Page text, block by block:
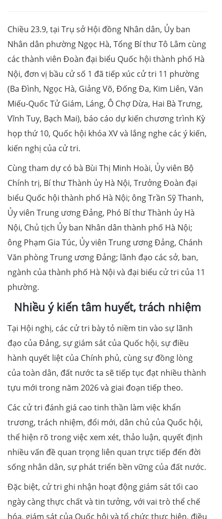
Chiều 23.9, tại Trụ sở Hội đồng Nhân dân, Ủy ban
Nhân dân phường Ngọc Hà, Tổng Bí thư Tô Lâm cùng
các thành viên Đoàn đại biểu Quốc hội thành phố Hà
Nội, đơn vị bầu cử số 1 đã tiếp xúc cử tri 11 phường
(Ba Đình, Ngọc Hà, Giảng Võ, Đống Đa, Kim Liên, Văn
Miếu-Quốc Tử Giám, Láng, Ô Chợ Dừa, Hai Bà Trưng,
Vĩnh Tuy, Bạch Mai), báo cáo dự kiến chương trình Kỳ
họp thứ 10, Quốc hội khóa XV và lắng nghe các ý kiến,
kiến nghị của cử tri.
Cùng tham dự có bà Bùi Thị Minh Hoài, Ủy viên Bộ
Chính trị, Bí thư Thành ủy Hà Nội, Trưởng Đoàn đại
biểu Quốc hội thành phố Hà Nội; ông Trần Sỹ Thanh,
Ủy viên Trung ương Đảng, Phó Bí thư Thành ủy Hà
Nội, Chủ tịch Ủy ban Nhân dân thành phố Hà Nội;
ông Phạm Gia Túc, Ủy viên Trung ương Đảng, Chánh
Văn phòng Trung ương Đảng; lãnh đạo các sở, ban,
ngành của thành phố Hà Nội và đại biểu cử tri của 11
phường.
Nhiều ý kiến tâm huyết, trách nhiệm
Tại Hội nghị, các cử tri bày tỏ niềm tin vào sự lãnh
đạo của Đảng, sự giám sát của Quốc hội, sự điều
hành quyết liệt của Chính phủ, cùng sự đồng lòng
của toàn dân, đất nước ta sẽ tiếp tục đạt nhiều thành
tựu mới trong năm 2026 và giai đoạn tiếp theo.
Các cử tri đánh giá cao tinh thần làm việc khẩn
trương, trách nhiệm, đổi mới, dân chủ của Quốc hội,
thể hiện rõ trong việc xem xét, thảo luận, quyết định
nhiều vấn đề quan trọng liên quan trực tiếp đến đời
sống nhân dân, sự phát triển bền vững của đất nước.
Đặc biệt, cử tri ghi nhận hoạt động giám sát tối cao
ngày càng thực chất và tin tưởng, với vai trò thể chế
hóa, giám sát của Quốc hội và tổ chức thực hiện, điều